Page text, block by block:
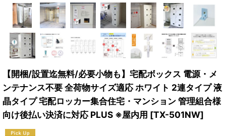
【開梱/設置迄無料/必要小物も】宅配ボックス 電源・メ
ンテナンス不要 全荷物サイズ適応 ホワイト 2連タイプ 液
晶タイプ 宅配ロッカー集合住宅・マンション 管理組合様
向け後払い決済に対応 PLUS ※屋内用 [TX-501NW]